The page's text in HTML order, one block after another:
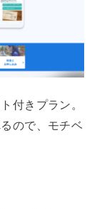
付きプラン。
ので、モチベ